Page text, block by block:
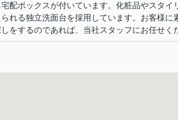
配ボックスが付いています。化粧品やスタ
れる独立洗面台を採用しています。お客様
をするのであれば、当社スタッフにお任せく